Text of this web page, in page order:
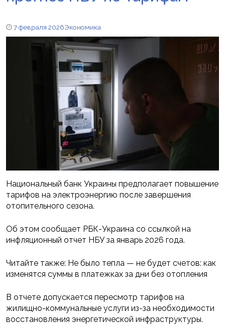
7 февраля 2026Экономика
Национальный банк Украины предполагает повышение
тарифов на электроэнергию после завершения
отопительного сезона.
Об этом сообщает РБК-Украина со ссылкой на
инфляционный отчет НБУ за январь 2026 года.
Читайте также: Не было тепла — не будет счетов: как
изменятся суммы в платежках за дни без отопления
В отчете допускается пересмотр тарифов на
жилищно-коммунальные услуги из-за необходимости
восстановления энергетической инфраструктуры.